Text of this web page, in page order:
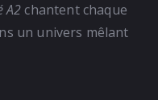
A2chantent chaque
un univers mêlant